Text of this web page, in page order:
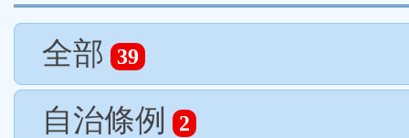
全部 39
自治條例 2